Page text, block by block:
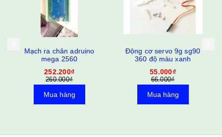
Động cơ servo 9g sg90
360 độ màu xanh
55.000₫
66.000₫
Mua hàng
Ốc siết cáp chống nước
PG7, PG79, PG11, PG16
10.000₫
Mua hàng